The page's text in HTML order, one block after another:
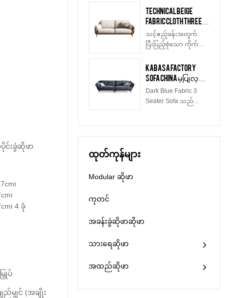
းခွဲဆိုဖာ
၊
၊
၊ 4 ခုံ
ြှုပ်
ည်မျှင် (အချိုး
များဖြင့်ရရှိနိုင်သည်၊
ဖုံးအုပ်ထားသောပစ္စည်း
နှင့်အရွယ်အစားအများ
အပြားကွဲပြား
Kabasa သည် စက်ရုံစျေး
နှုန်းဖြင့် ဖြန့်ဖြူးသူနှင့်
တင်သွင်းသူအတွက်
OEM နှင့် OEM
နှစ်ဖြစ်သည်။ပစ္စည်း
ဘောင်- ရုရှားနိုင်ငံမှတင်
ဖြည့်ခြင်း- သိပ်သည်းဆ
မြင့်သော ရေမြှုပ် အဖြည့်
ကျန် 3 ယောက်အတွက်
စုစုပေါင်းဆိုဖာ-
175*103*80ညာဘက်ရှိ
လူ 3 ဦးအတွက်
Technical Beige
Fabric Cloth Three
Seater Custom
Stylish Sofa စျေး
ပေါသော ဆိုဖာများ
သင့်ဧည့်ခန်းအတွက်
ပြီးပြည့်စုံသော ကိုက်ညီမှု
L ပုံသဏ္ဍာန်၊ သုံးယောက်
ထိုင်ဆိုဖာ သို့မဟုတ်
စိတ်ကြိုက်ဆိုဖာများ ရ
နိုင်ပါသည်။ သင့်အတွက်
OEM သို့မဟုတ် ODM
အသွေး၊ ခံစားမှုနှင့်
တာရှည်ခံမှုတို့ကို ပေး
မိုစျေးသက်သာသည်။
Kabasa Factory
Sofa China မှပြုလုပ်
သော နက်ပြာရောင်
နည်းပညာသုံး
အထည်လေးများ
Dark Blue Fabric 3
Seater Sofa သည်
ထုတ်ကုန်များ
Modular ဆိုဖာ
ကုတင်
အခန်းခွဲဆိုဖာဆိုဖာ
သားရေဆိုဖာ
အထည်ဆိုဖာ